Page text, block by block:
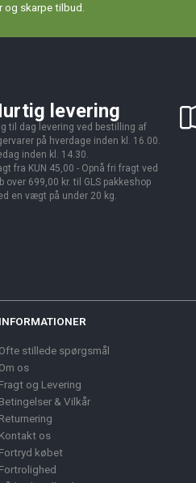
og skarpe tilbud.
levering
til dag levering ved bestilling af
på hverdage inden kl. 16.00.
inden kl. 14.30.
fra KUN 45,00 - Opnå fri fragt ved
over 699,00 kr. til GLS pakkeshop
en vægt på under 20 kg.
INFORMATIONER
Ofte stillede spørgsmål
Om os
Fragt og Levering
Betingelser & Vilkår
Returnering
Kontakt os
Fortryd købet
Fortrolighed